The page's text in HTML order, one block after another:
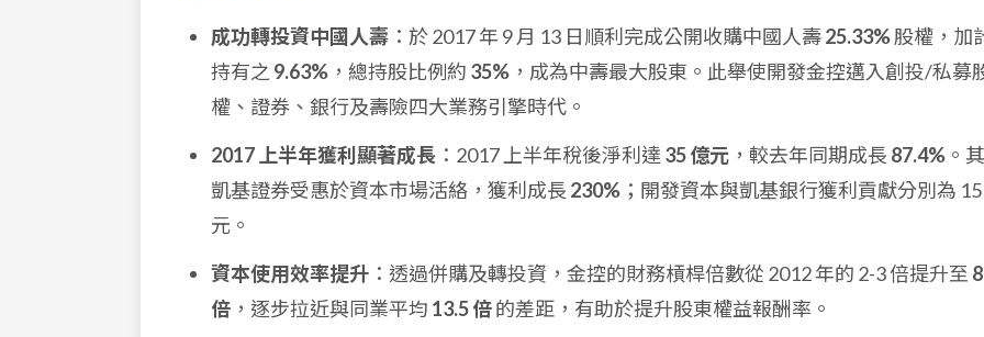
成功轉投資中國人壽 ：於 2017 年 9 月 13 日順利完成公開收購中國人壽25.33%股權，加
持有之 9.63% ，總持股比例約 35% ，成為中壽最大股東。此舉使開發金控邁入創投/私募
權、證券、銀行及壽險四大業務引擎時代。
2017 上半年獲利顯著成長 ：2017 上半年稅後淨利達 35 億元 ，較去年同期成長 87.4% 。
凱基證券受惠於資本市場活絡，獲利成長 230% ；開發資本與凱基銀行獲利貢獻分別為
元。
資本使用效率提升 ：透過併購及轉投資，金控的財務槓桿倍數從 2012 年的 2-3 倍提升至
倍 ，逐步拉近與同業平均 13.5 倍的差距，有助於提升股東權益報酬率。